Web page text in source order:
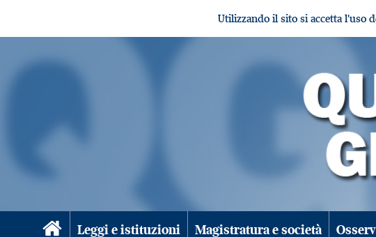
Utilizzando il sito si accetta l'uso
Leggi e istituzioni Magistratura e società